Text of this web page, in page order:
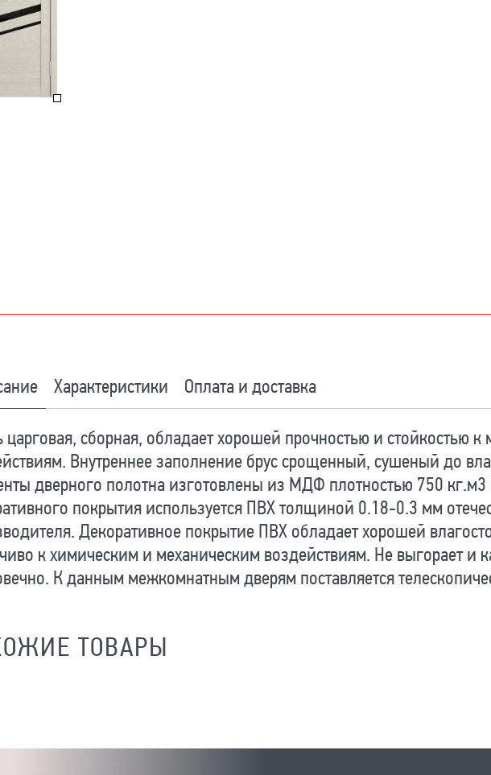
Характеристики Оплата и доставка
царговая, сборная, обладает хорошей прочностью и стойкостью к
Внутреннее заполнение брус срощенный, сушеный до
дверного полотна изготовлены из МДФ плотностью 750 кг.м3
покрытия используется ПВХ толщиной 0.18-0.3 мм
Декоративное покрытие ПВХ обладает хорошей
к химическим и механическим воздействиям. Не выгорает и
К данным межкомнатным дверям поставляется
ТОВАРЫ